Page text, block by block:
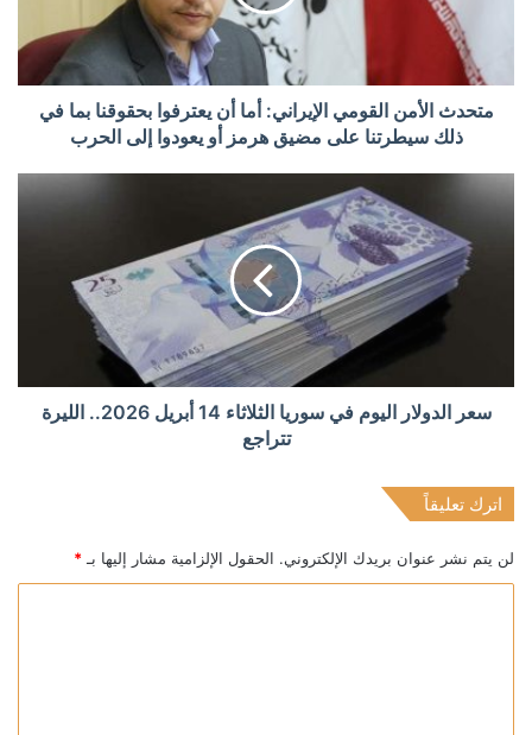
متحدث الأمن القومي الإيراني: أما أن يعترفوا بحقوقنا بما في
ذلك سيطرتنا على مضيق هرمز أو يعودوا إلى الحرب
سعر الدولار اليوم في سوريا الثلاثاء 14 أبريل 2026.. الليرة
تتراجع
اترك تعليقاً
لن يتم نشر عنوان بريدك الإلكتروني. الحقول الإلزامية مشار إليها بـ *